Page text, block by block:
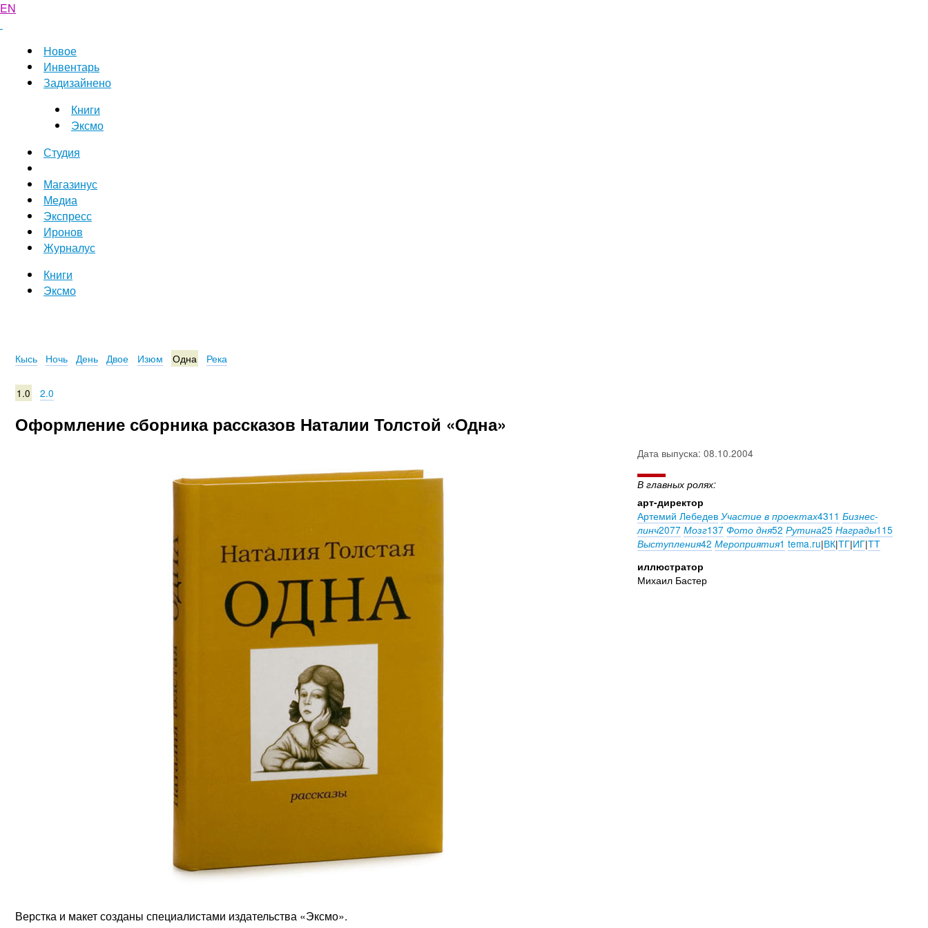
EN
Новое
Инвентарь
Задизайнено
Книги
Эксмо
Студия
Магазинус
Медиа
Экспресс
Иронов
Журналус
Книги
Эксмо
Кысь Ночь День Двое Изюм Одна Река
1.0 2.0
Оформление сборника рассказов Наталии Толстой «Одна»
Верстка и макет созданы специалистами издательства «Эксмо».
Дата выпуска: 08.10.2004
В главных ролях:
арт-директор
Артемий Лебедев Участие в проектах4311 Бизнес-
линч2077 Мозг137 Фото дня52 Рутина25 Награды115
Выступления42 Мероприятия1 tema.ru|ВК|ТГ|ИГ|ТТ
иллюстратор
Михаил Бастер